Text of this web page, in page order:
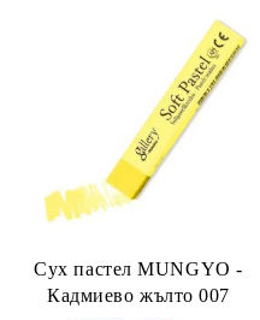
Сух пастел MUNGYO -
Кадмиево жълто 007